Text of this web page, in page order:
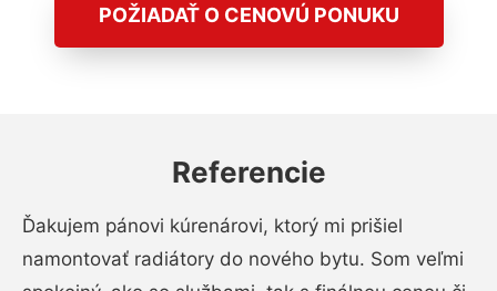
POŽIADAŤ O CENOVÚ PONUKU
Referencie
Ďakujem pánovi kúrenárovi, ktorý mi prišiel
namontovať radiátory do nového bytu. Som veľmi